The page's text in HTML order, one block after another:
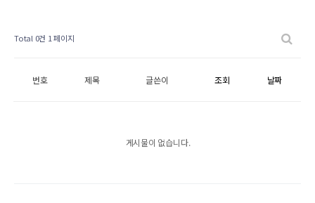
Total 0건 1 페이지
번호 제목 글쓴이 조회 날짜
게시물이 없습니다.